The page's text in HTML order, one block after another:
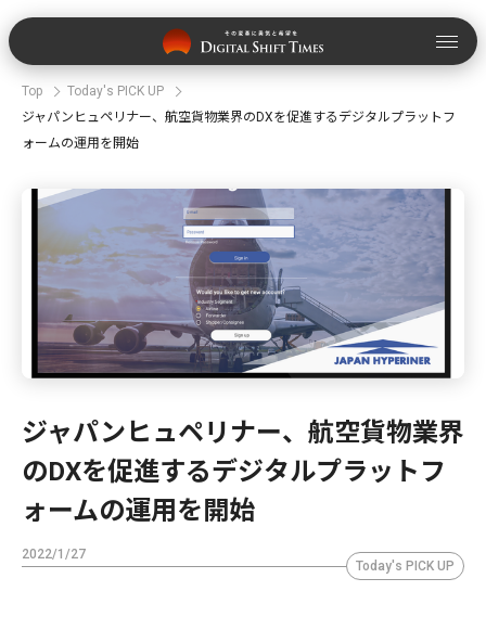
Top
Today's PICK UP
ジャパンヒュペリナー、航空貨物業界のDXを促進するデジタルプラットフ
ォームの運用を開始
ジャパンヒュペリナー、航空貨物業界
のDXを促進するデジタルプラットフ
ォームの運用を開始
2022/1/27
Today's PICK UP